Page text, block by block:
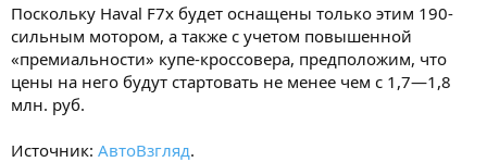
Поскольку Haval F7x будет оснащены только этим 190-
сильным мотором, а также с учетом повышенной
«премиальности» купе-кроссовера, предположим, что
цены на него будут стартовать не менее чем с 1,7—1,8
млн. руб.
Источник: АвтоВзгляд.